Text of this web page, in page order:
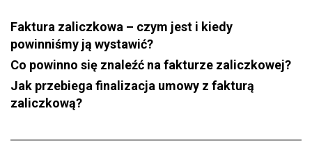
Faktura zaliczkowa – czym jest i kiedy
powinniśmy ją wystawić?
Co powinno się znaleźć na fakturze zaliczkowej?
Jak przebiega finalizacja umowy z fakturą
zaliczkową?